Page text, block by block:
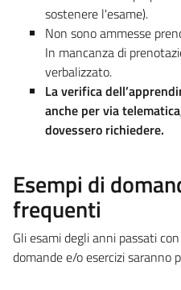
sostenere l'esame).
Non sono ammesse
In mancanza di
verbalizzato.
La verifica
anche per via
dovessero richiedere.
Esempi di
frequenti
Gli esami degli anni passati
domande e/o esercizi saranno